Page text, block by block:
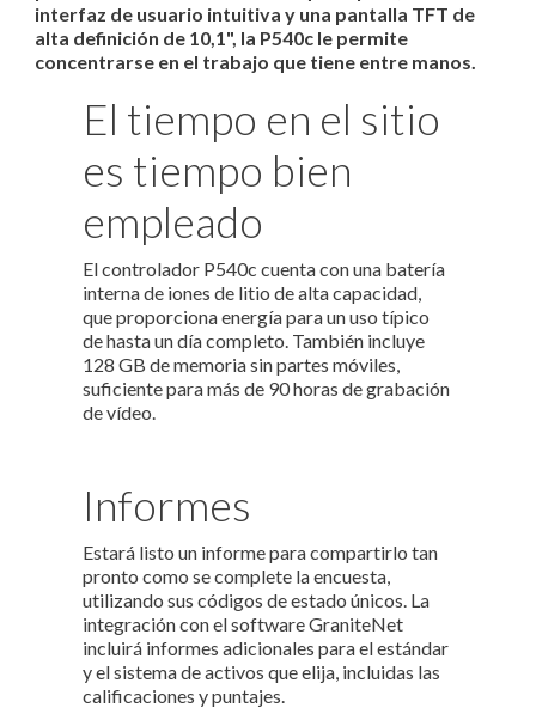
interfaz de usuario intuitiva y una pantalla TFT de
alta definición de 10,1", la P540c le permite
concentrarse en el trabajo que tiene entre manos.
El tiempo en el sitio
es tiempo bien
empleado
El controlador P540c cuenta con una batería
interna de iones de litio de alta capacidad,
que proporciona energía para un uso típico
de hasta un día completo. También incluye
128 GB de memoria sin partes móviles,
suficiente para más de 90 horas de grabación
de vídeo.
Informes
Estará listo un informe para compartirlo tan
pronto como se complete la encuesta,
utilizando sus códigos de estado únicos. La
integración con el software GraniteNet
incluirá informes adicionales para el estándar
y el sistema de activos que elija, incluidas las
calificaciones y puntajes.